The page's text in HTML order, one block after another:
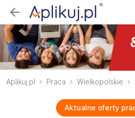
Aplikuj.pl Praca Wielkopolskie
Aktualne oferty